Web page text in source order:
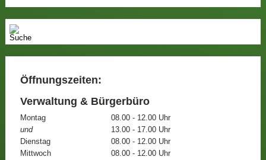
Öffnungszeiten:
Verwaltung & Bürgerbüro
Montag
08.00 - 12.00 Uhr
und
13.00 - 17.00 Uhr
Dienstag
08.00 - 12.00 Uhr
Mittwoch
08.00 - 12.00 Uhr